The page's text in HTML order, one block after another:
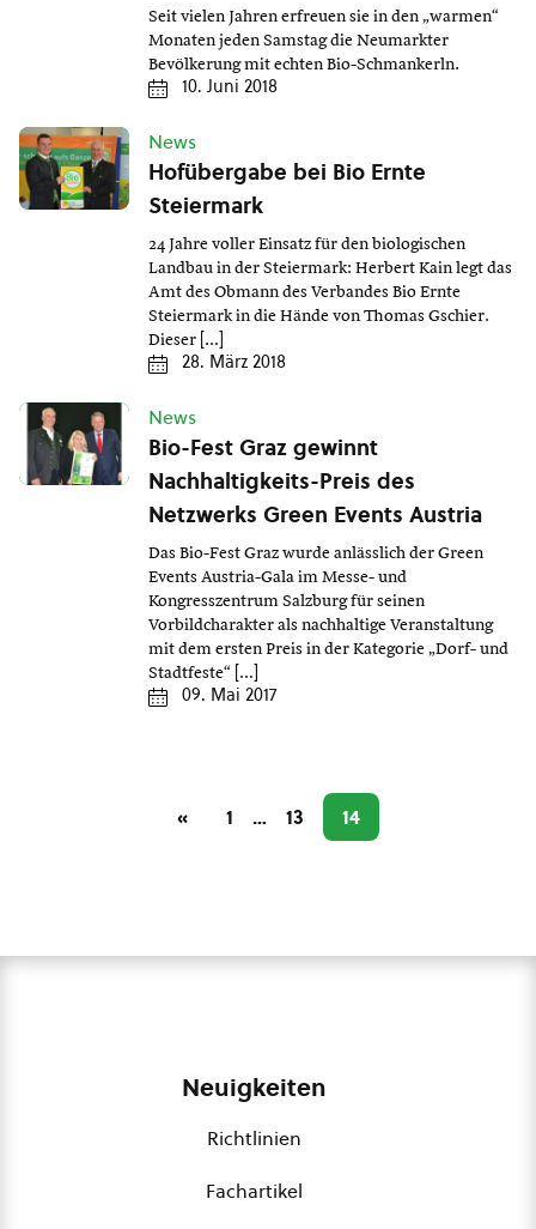
Seit vielen Jahren erfreuen sie in den „warmen“
Monaten jeden Samstag die Neumarkter
Bevölkerung mit echten Bio-Schmankerln.
10. Juni 2018
News
Hofübergabe bei Bio Ernte
Steiermark
24 Jahre voller Einsatz für den biologischen
Landbau in der Steiermark: Herbert Kain legt das
Amt des Obmann des Verbandes Bio Ernte
Steiermark in die Hände von Thomas Gschier.
Dieser […]
28. März 2018
News
Bio-Fest Graz gewinnt
Nachhaltigkeits-Preis des
Netzwerks Green Events Austria
Das Bio-Fest Graz wurde anlässlich der Green
Events Austria-Gala im Messe- und
Kongresszentrum Salzburg für seinen
Vorbildcharakter als nachhaltige Veranstaltung
mit dem ersten Preis in der Kategorie „Dorf- und
Stadtfeste“ […]
09. Mai 2017
« 1 … 13 14
Neuigkeiten
Richtlinien
Fachartikel